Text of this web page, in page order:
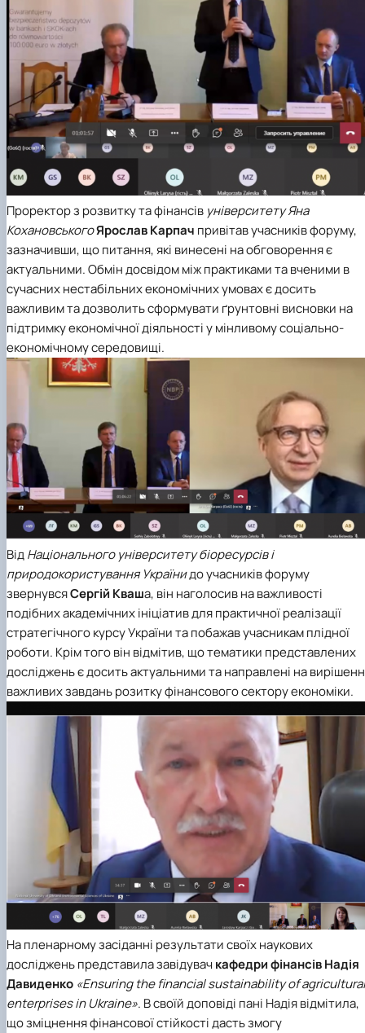
Проректор з розвитку та фінансів університету Яна
КохановськогоЯрослав Карпач привітав учасників форуму,
зазначивши, що питання, які винесені на обговорення є
актуальними. Обмін досвідом між практиками та вченими в
сучасних нестабільних економічних умовах є досить
важливим та дозволить сформувати ґрунтовні висновки на
підтримку економічної діяльності у мінливому соціально-
економічному середовищі.
ВідНаціонального університету біоресурсів і
природокористування Українидо учасників форуму
звернувсяСергій Кваша, він наголосив на важливості
подібних академічних ініціатив для практичної реалізації
стратегічного курсу України та побажав учасникам плідної
роботи. Крім того він відмітив, що тематики представлених
досліджень є досить актуальними та направлені на
важливих завдань розитку фінансового сектору економіки.
На пленарному засіданні результати своїх наукових
досліджень представила завідувачкафедри фінансівНадія
Давиденко «Ensuring the financial sustainability of agricultural
enterprises in Ukraine». В своїй доповіді пані Надія відмітила,
що зміцнення фінансової стійкості дасть змогу